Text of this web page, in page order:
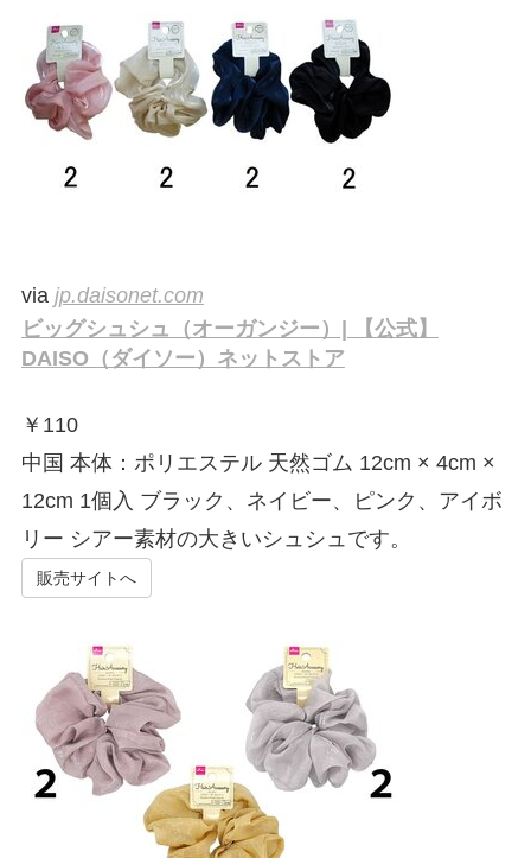
via jp.daisonet.com
ビッグシュシュ（オーガンジー）| 【公式】
DAISO（ダイソー）ネットストア
￥ 110
中国 本体：ポリエステル 天然ゴム 12cm × 4cm ×
12cm 1個入 ブラック、ネイビー、ピンク、アイボ
リー シアー素材の大きいシュシュです。
販売サイトへ